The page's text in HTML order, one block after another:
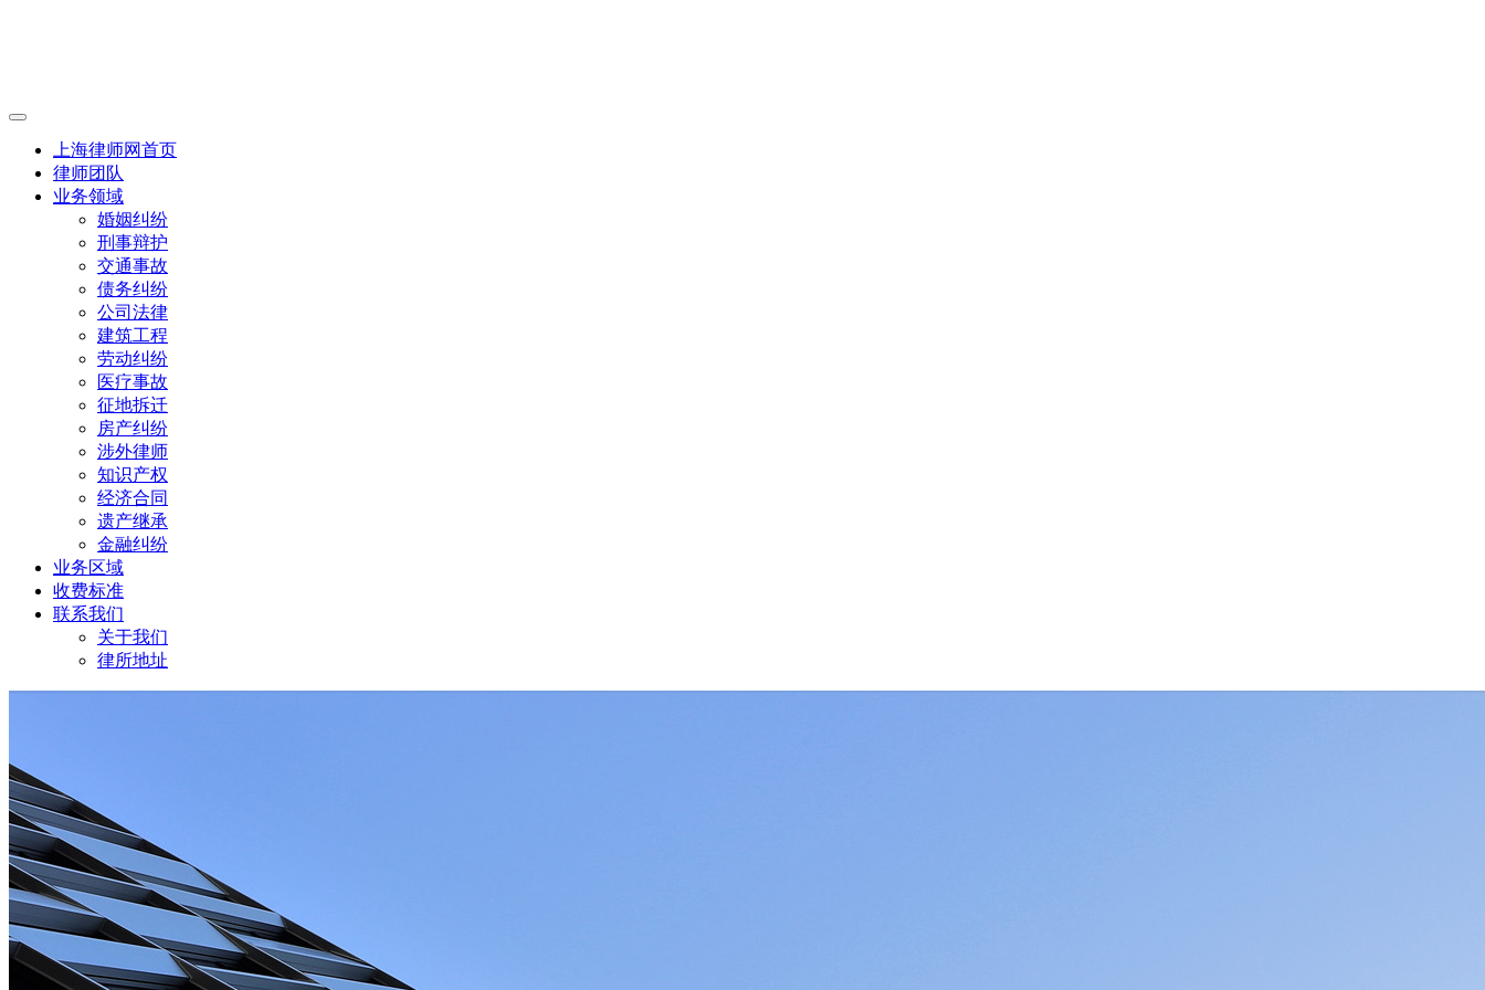
上海律师网首页
律师团队
业务领域
婚姻纠纷
刑事辩护
交通事故
债务纠纷
公司法律
建筑工程
劳动纠纷
医疗事故
征地拆迁
房产纠纷
涉外律师
知识产权
经济合同
遗产继承
金融纠纷
业务区域
收费标准
联系我们
关于我们
律所地址